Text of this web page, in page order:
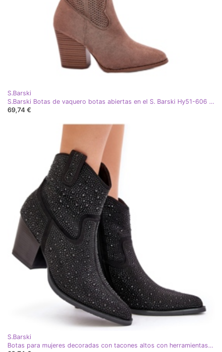
S.Barski
S.Barski Botas de vaquero botas abiertas en el S. Barski Hy51-606 Post Brown marrón
69,74 €
S.Barski
Botas para mujeres decoradas con tacones altos con herramientas en el Spitz S.Barski Hy42-121 Negro